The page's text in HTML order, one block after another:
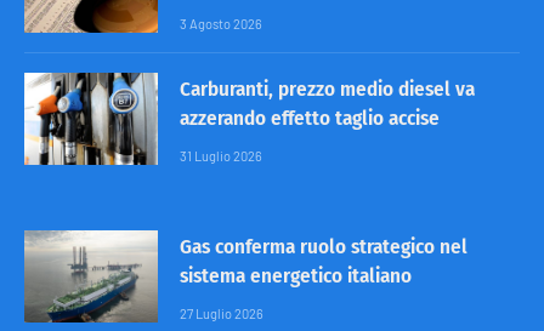
3 Agosto 2026
Carburanti, prezzo medio diesel va
azzerando effetto taglio accise
31 Luglio 2026
Gas conferma ruolo strategico nel
sistema energetico italiano
27 Luglio 2026